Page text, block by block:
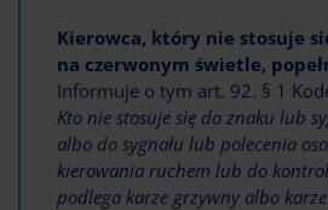
Kierowca, który nie stosuje
na czerwonym świetle,
Informuje o tym art. 92. § 1
Kto nie stosuje się do znaku lub
albo do sygnału lub polecenia
kierowania ruchem lub do
podlega karze grzywny albo